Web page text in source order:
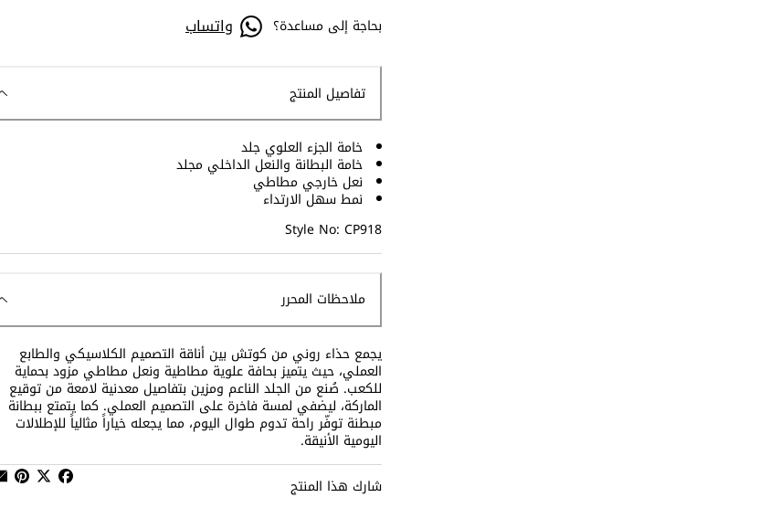
بحاجة إلى مساعدة؟ واتساب
تفاصيل المنتج
خامة الجزء العلوي جلد
خامة البطانة والنعل الداخلي مجلد
نعل خارجي مطاطي
نمط سهل الارتداء
Style No: CP918
ملاحظات المحرر
يجمع حذاء روني من كوتش بين أناقة التصميم الكلاسيكي والطابع
العملي، حيث يتميز بحافة علوية مطاطية ونعل مطاطي مزود بحماية
للكعب. صُنع من الجلد الناعم ومزين بتفاصيل معدنية لامعة من توقيع
الماركة، ليضفي لمسة فاخرة على التصميم العملي. كما يتمتع ببطانة
مبطنة توفّر راحة تدوم طوال اليوم، مما يجعله خياراً مثالياً للإطلالات
اليومية الأنيقة.
شارك هذا المنتج